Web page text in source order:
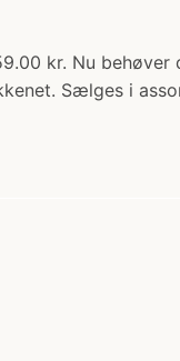
kr. Nu
Sælges i